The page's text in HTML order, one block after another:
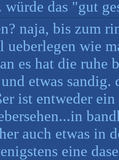
würde das "gut
naja, bis zum
ueberlegen wie
es hat die ruhe
etwas sandig.
ist entweder
auch etwas in
eine